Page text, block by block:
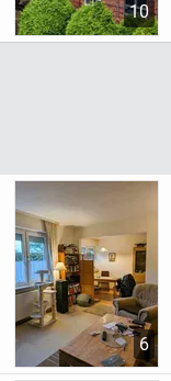
10
6